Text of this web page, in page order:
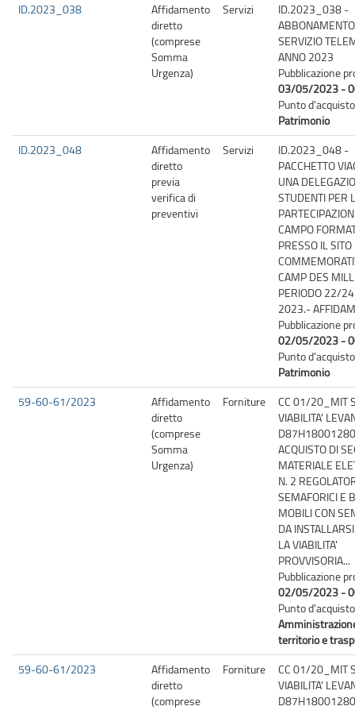
ID.2023_038
Affidamento
diretto
(comprese
Somma
Urgenza)
Servizi
ID.2023_038 -
ABBONAMENTO
SERVIZIO
ANNO 2023
Pubblicazione
03/05/2023 -
Punto
Patrimonio
ID.2023_048
Affidamento
diretto
previa
verifica di
preventivi
Servizi
ID.2023_048 -
PACCHETTO
UNA
STUDENTI PER
CAMPO
PRESSO IL SITO
CAMP DES
PERIODO 22/
2023.-
Pubblicazione
02/05/2023 -
Punto
Patrimonio
59-60-61/2023
Affidamento
diretto
(comprese
Somma
Urgenza)
Forniture
CC 01/20_MIT
VIABILITA'
ACQUISTO DI
MATERIALE
N. 2
SEMAFORICI E
MOBILI CON
DA
LA VIABILITA'
PROVVISORIA...
Pubblicazione
02/05/2023 -
Punto
territorio e
59-60-61/2023
Affidamento
diretto
(comprese
Forniture
CC 01/20_MIT
VIABILITA'